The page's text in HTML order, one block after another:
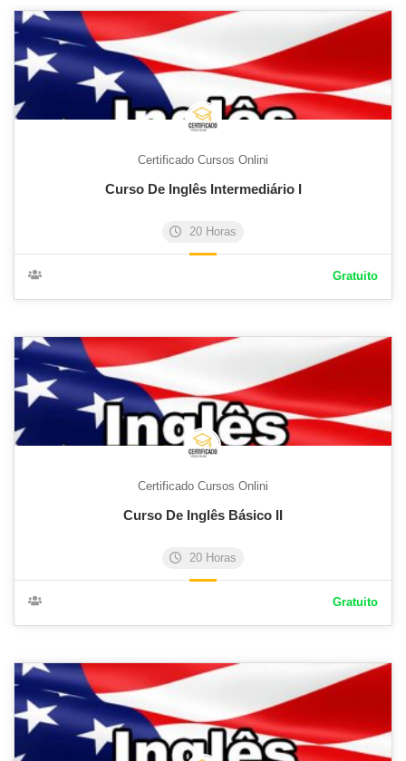
Certificado Cursos Onlini
Curso De Inglês Intermediário I
20 Horas
Gratuito
Certificado Cursos Onlini
Curso De Inglês Básico II
20 Horas
Gratuito